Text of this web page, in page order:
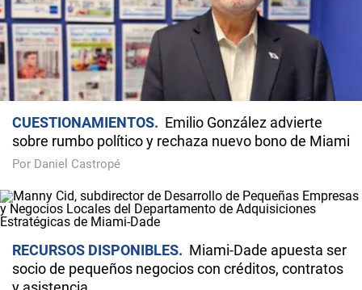
CUESTIONAMIENTOS
Emilio González advierte
sobre rumbo político y rechaza nuevo bono de Miami
Por Daniel Castropé
RECURSOS DISPONIBLES
Miami-Dade apuesta ser
socio de pequeños negocios con créditos, contratos